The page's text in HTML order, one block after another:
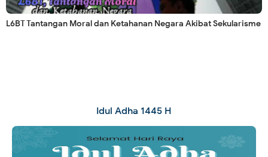
L6BT Tantangan Moral dan Ketahanan Negara Akibat Sekularisme
Idul Adha 1445 H